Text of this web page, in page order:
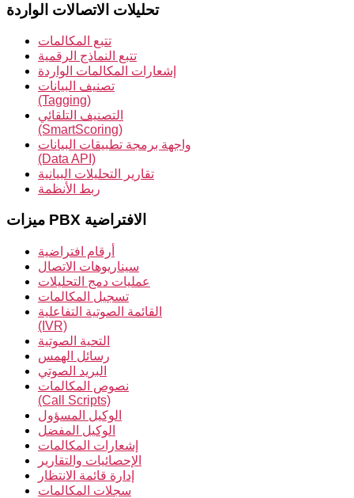
تحليلات الاتصالات الواردة
تتبع المكالمات
تتبع النماذج الرقمية
إشعارات المكالمات الواردة
تصنيف البيانات
(Tagging)
التصنيف التلقائي
(SmartScoring)
واجهة برمجة تطبيقات البيانات
(Data API)
تقارير التحليلات البيانية
ربط الأنظمة
ميزات PBX الافتراضية
أرقام افتراضية
سيناريوهات الاتصال
عمليات دمج التحليلات
تسجيل المكالمات
القائمة الصوتية التفاعلية
(IVR)
التحية الصوتية
رسائل الهمس
البريد الصوتي
نصوص المكالمات
(Call Scripts)
الوكيل المسؤول
الوكيل المفضل
إشعارات المكالمات
الإحصائيات والتقارير
إدارة قائمة الانتظار
سجلات المكالمات